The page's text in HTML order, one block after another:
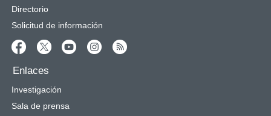
Directorio
Solicitud de información
Enlaces
Investigación
Sala de prensa